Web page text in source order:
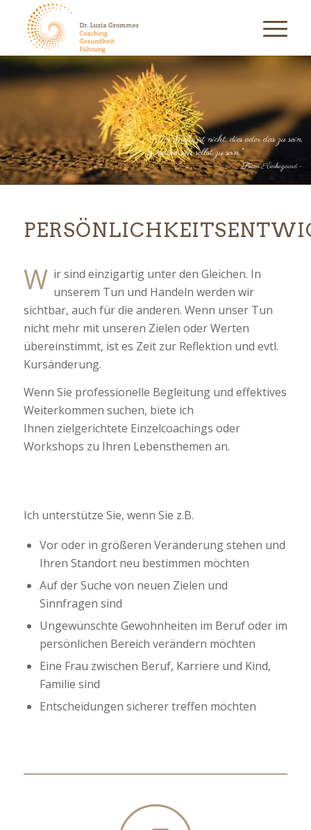
"Das Große ist nicht, dies oder das zu sein,
sondern sich selbst zu sein."
- Sören Kierkegaard -
W ir sind einzigartig unter den Gleichen. In
unserem Tun und Handeln werden wir
sichtbar, auch für die anderen. Wenn unser Tun
nicht mehr mit unseren Zielen oder Werten
übereinstimmt, ist es Zeit zur Reflektion und evtl.
Kursänderung.
Wenn Sie professionelle Begleitung und effektives
Weiterkommen suchen, biete ich
Ihnen zielgerichtete Einzelcoachings oder
Workshops zu Ihren Lebensthemen an.
Ich unterstütze Sie, wenn Sie z.B.
Vor oder in größeren Veränderung stehen und
Ihren Standort neu bestimmen möchten
Auf der Suche von neuen Zielen und
Sinnfragen sind
Ungewünschte Gewohnheiten im Beruf oder im
persönlichen Bereich verändern möchten
Eine Frau zwischen Beruf, Karriere und Kind,
Familie sind
Entscheidungen sicherer treffen möchten